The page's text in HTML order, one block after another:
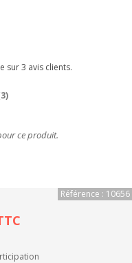
sur3 avis clients.
ce produit.
Référence : 10656